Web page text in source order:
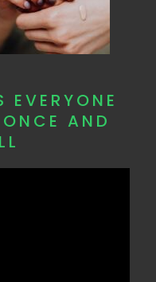
EVERYONE
AND